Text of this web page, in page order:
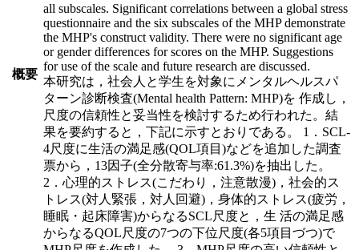
概要
all subscales. Significant correlations between a global stress
questionnaire and the six subscales of the MHP demonstrate
the MHP's construct validity. There were no significant age
or gender differences for scores on the MHP. Suggestions
for use of the scale and future research are discussed.
本研究は，社会人と学生を対象にメンタルヘルスパ
ターン診断検査(Mental health Pattern: MHP)を 作成し，
尺度の信頼性と妥当性を検討するため行われた。結
果を要約すると，下記に示すとおりである。 1．SCL-
4尺度に生活の満足感(QOL項目)などを追加した調査
票から，13因子(全分散寄与率:61.3%)を抽出した。
2．心理的ストレス(こだわり，注意散漫)，社会的ス
トレス(対人緊張，対人回避)，身体的ストレス(疲労，
睡眠・起床障害)からなるSCL尺度と，生 活の満足感
からなるQOL尺度の7つの下位尺度(各5項目づつ)で